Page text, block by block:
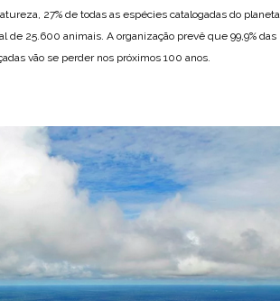
27% de todas as espécies catalogadas do planeta
25.600 animais. A organização prevê que 99,9% das
vão se perder nos próximos 100 anos.